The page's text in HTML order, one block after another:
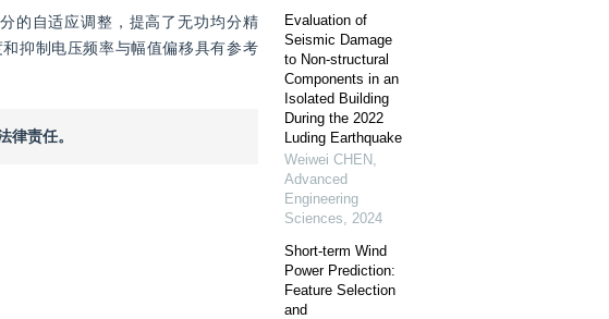
的自适应调整，提高了无功均分精
抑制电压频率与幅值偏移具有参考
责任。
Evaluation of
Seismic Damage
to Non-structural
Components in an
Isolated Building
During the 2022
Luding Earthquake
Weiwei CHEN ,
Advanced
Engineering
Sciences, 2024
Short-term Wind
Power Prediction:
Feature Selection
and